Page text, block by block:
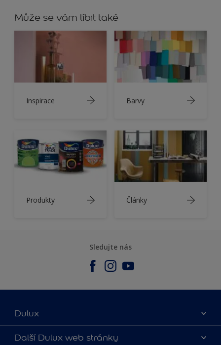
Může se vám líbit také
Inspirace Barvy
Produkty Články
Sledujte nás
Dulux
O nás
Další Dulux web stránky